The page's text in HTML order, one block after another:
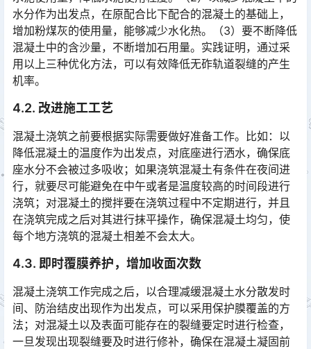
水分作为出发点，在原配合比下配合的混凝土的基础上，
增加粉煤灰的使用量，能够减少水化热。（3）要不断降低
混凝土中的含沙量，不断增加石用量。实践证明，通过采
用以上三种优化方法，可以有效降低无砟轨道裂缝的产生
机率。󠅅󠅃󠄵󠅂󠄪󠇖󠆨󠆨󠇕󠆞󠆒󠅬󠇘󠆭󠆘󠇙󠆝󠅵󠇗󠆭󠆁󠄐󠇗󠅹󠅸󠇖󠆍󠅳󠇖󠅹󠅰󠇖󠆌󠅹
4.2. 改进施工工艺
混凝土浇筑之前要根据实际需要做好准备工作。比如：以
降低混凝土的温度作为出发点，对底座进行洒水，确保底
座水分不会被过多吸收；如果浇筑混凝土有条件在夜间进
行，就要尽可能避免在中午或者是温度较高的时间段进行
浇筑；对混凝土的搅拌要在浇筑过程中不定期进行，并且
在浇筑完成之后对其进行抹平操作，确保混凝土均匀，使
每个地方浇筑的混凝土相差不会太大。󠅅󠅃󠄵󠅂󠄪󠇖󠆨󠆨󠇕󠆞󠆒󠅬󠇘󠆭󠆘󠇙󠆝󠅵󠇗󠆭󠆁󠄐󠇗󠅹󠅸󠇖󠆍󠅳󠇖󠅹󠅰󠇖󠆌󠅹
4.3. 即时覆膜养护，增加收面次数
混凝土浇筑工作完成之后，以合理减缓混凝土水分散发时
间、防治结皮出现作为出发点，可以采用保护膜覆盖的方
法；对混凝土以及表面可能存在的裂缝要定时进行检查，
一旦发现出现裂缝要及时进行修补，确保在混凝土凝固前